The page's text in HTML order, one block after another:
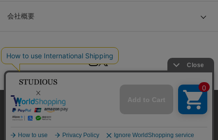
会社概要
© TOKYO BASE CO., LTD
当サイトはクッキー(cookie)を使用します。クッキーはサイト内
の一部の機能および、サイトの使用状況の分析からマーケティ
ング活動に利用することを目的としています。
プライバシーポリシーはこちら